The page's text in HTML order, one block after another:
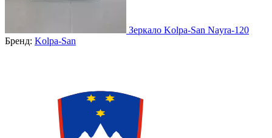
Зеркало Kolpa-San Nayra-120
Бренд: Kolpa-San